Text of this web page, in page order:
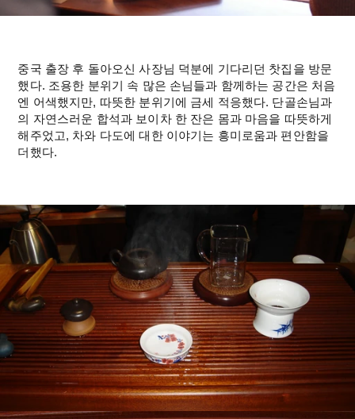
중국 출장 후 돌아오신 사장님 덕분에 기다리던 찻집을 방문
했다. 조용한 분위기 속 많은 손님들과 함께하는 공간은 처음
엔 어색했지만, 따뜻한 분위기에 금세 적응했다. 단골손님과
의 자연스러운 합석과 보이차 한 잔은 몸과 마음을 따뜻하게
해주었고, 차와 다도에 대한 이야기는 흥미로움과 편안함을
더했다.